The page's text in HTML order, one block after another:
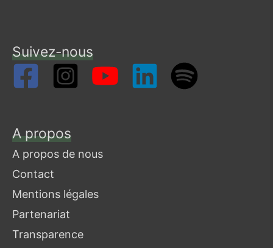
Suivez-nous
A propos
A propos de nous
Contact
Mentions légales
Partenariat
Transparence